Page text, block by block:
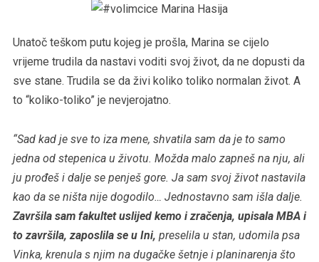
Unatoč teškom putu kojeg je prošla, Marina se cijelo
vrijeme trudila da nastavi voditi svoj život, da ne dopusti da
sve stane. Trudila se da živi koliko toliko normalan život. A
to “koliko-toliko” je nevjerojatno.
“Sad kad je sve to iza mene, shvatila sam da je to samo
jedna od stepenica u životu. Možda malo zapneš na nju, ali
ju prođeš i dalje se penješ gore. Ja sam svoj život nastavila
kao da se ništa nije dogodilo… Jednostavno sam išla dalje.
Završila sam fakultet uslijed kemo i zračenja, upisala MBA i
to završila, zaposlila se u Ini, preselila u stan, udomila psa
Vinka, krenula s njim na dugačke šetnje i planinarenja što